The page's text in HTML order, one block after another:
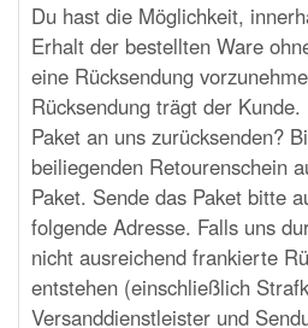
Du hast die Möglichkeit,
Erhalt der bestellten Ware
eine Rücksendung
Rücksendung trägt der
Paket an uns zurücksenden?
beiliegenden Retourenschein
Paket. Sende das Paket bitte
folgende Adresse. Falls uns
nicht ausreichend frankierte
entstehen (einschließlich
Versanddienstleister und